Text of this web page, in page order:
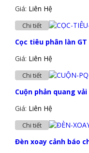
Giá: Liên Hệ
Chi tiết
Cọc tiêu phân làn
Giá: Liên Hệ
Chi tiết
Cuộn phản quang
Giá: Liên Hệ
Chi tiết
Đèn xoay cảnh báo